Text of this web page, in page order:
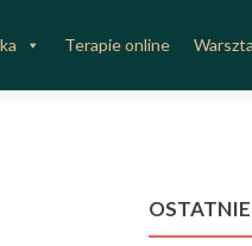
Terapie online